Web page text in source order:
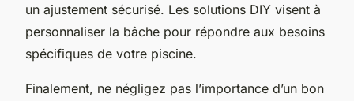
un ajustement sécurisé. Les solutions DIY visent à
personnaliser la bâche pour répondre aux besoins
spécifiques de votre piscine.
Finalement, ne négligez pas l’importance d’un bon